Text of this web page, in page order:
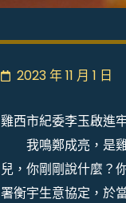
2023 年 11 月 1 日
雞西市紀委李玉啟進
我鳴鄭成亮，是雞
兒，你剛剛說什麼？
署衡宇生意協定，於